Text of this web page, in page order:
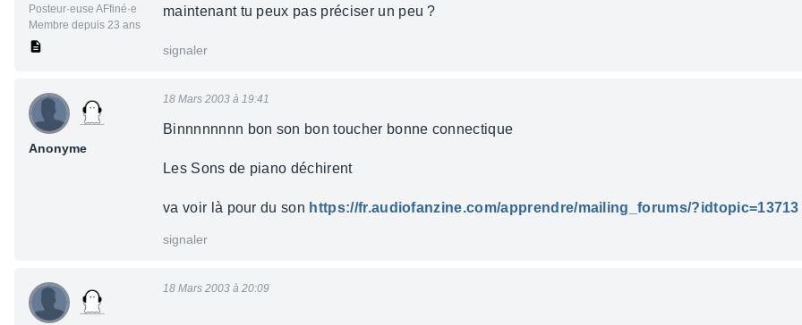
Posteur·euse AFfiné·e
Membre depuis 23 ans
maintenant tu peux pas préciser un peu ?
signaler
Anonyme
18 Mars 2003 à 19:41
Binnnnnnnn bon son bon toucher bonne connectique
Les Sons de piano déchirent
va voir là pour du son https://fr.audiofanzine.com/apprendre/mailing_forums/?idtopic=13713
signaler
18 Mars 2003 à 20:09